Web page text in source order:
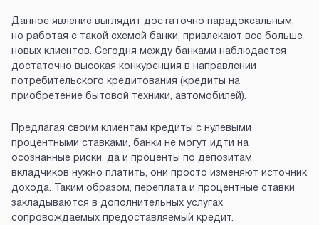
Данное явление выглядит достаточно парадоксальным,
но работая с такой схемой банки, привлекают все больше
новых клиентов. Сегодня между банками наблюдается
достаточно высокая конкуренция в направлении
потребительского кредитования (кредиты на
приобретение бытовой техники, автомобилей).
Предлагая своим клиентам кредиты с нулевыми
процентными ставками, банки не могут идти на
осознанные риски, да и проценты по депозитам
вкладчиков нужно платить, они просто изменяют источник
дохода. Таким образом, переплата и процентные ставки
закладываются в дополнительных услугах
сопровождаемых предоставляемый кредит.